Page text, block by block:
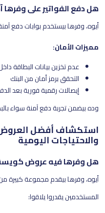
هل دفع الفواتير على
أيوه، وفرها بيستخدم بوابات دفع
مميزات الأمان:
عدم تخزين بيانات البطاقة
التحقق برمز أمان من البنك
إيصالات رقمية فورية بعد
وده بيضمن تجربة دفع آمنة سواء
استكشاف أفضل العروض:
والاحتياجات اليومية
هل وفرها فيه عروض
أيوه، وفرها بيقدم مجموعة
المستخدمين يقدروا يلاقوا: